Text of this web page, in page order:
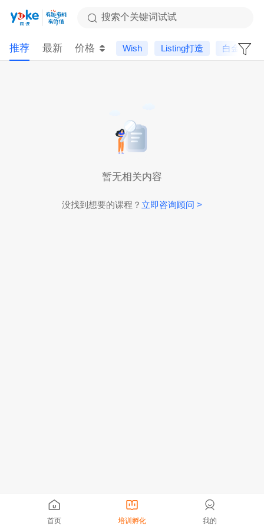
搜索个关键词试试
推荐 最新 价格 Wish Listing打造 白金会员
暂无相关内容
没找到想要的课程？ 立即咨询顾问 >
首页 培训孵化 我的